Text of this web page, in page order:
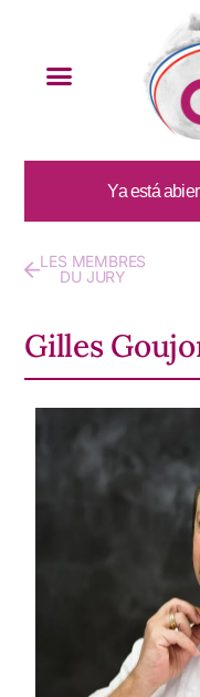
Ya está abierta
LES MEMBRES
DU JURY
Gilles